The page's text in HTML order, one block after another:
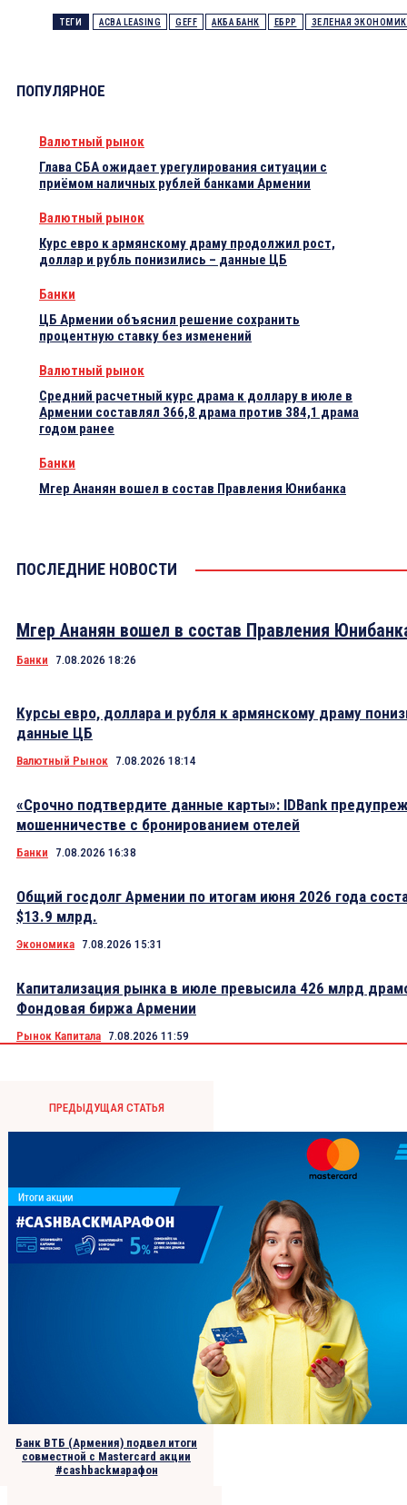
ТЕГИ ACBA LEASING GEFF АКБА БАНК ЕБРР ЗЕЛЕНАЯ
ПОПУЛЯРНОЕ
Валютный рынок
Глава СБА ожидает урегулирования ситуации с
приёмом наличных рублей банками Армении
Валютный рынок
Курс евро к армянскому драму продолжил рост,
доллар и рубль понизились – данные ЦБ
Банки
ЦБ Армении объяснил решение сохранить
процентную ставку без изменений
Валютный рынок
Средний расчетный курс драма к доллару в июле в
Армении составлял 366,8 драма против 384,1 драма
годом ранее
Банки
Мгер Ананян вошел в состав Правления Юнибанка
ПОСЛЕДНИЕ НОВОСТИ
Мгер Ананян вошел в состав Правления
Банки 7.08.2026 18:26
Курсы евро, доллара и рубля к армянскому драму
данные ЦБ
Валютный Рынок 7.08.2026 18:14
«Срочно подтвердите данные карты»: IDBank
мошенничестве с бронированием отелей
Банки 7.08.2026 16:38
Общий госдолг Армении по итогам июня 2026 года
$13.9 млрд.
Экономика 7.08.2026 15:31
Капитализация рынка в июле превысила 426 млрд
Фондовая биржа Армении
Рынок Капитала 7.08.2026 11:59
ПРЕДЫДУЩАЯ СТАТЬЯ
Банк ВТБ (Армения) подвел итоги
совместной с Mastercard акции
#cashbackмарафон